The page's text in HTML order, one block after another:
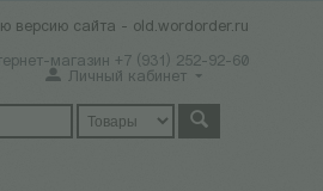
версию сайта - old.wordorder.ru
магазин +7 (931) 252-92-60
Личный кабинет